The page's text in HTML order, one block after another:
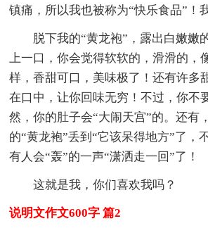
镇痛，所以我也被称为“快乐食品”！
脱下我的“黄龙袍”，露出白嫩嫩
上一口，你会觉得软软的，滑滑的，
样，香甜可口，美味极了！还有许多
在口中，让你回味无穷！不过，你不
然，你的肚子会“大闹天宫”的。还有
的“黄龙袍”丢到“它该呆得地方”了，
有人会“轰”的一声“潇洒走一回”了！
这就是我，你们喜欢我吗？
说明文作文600字 篇2